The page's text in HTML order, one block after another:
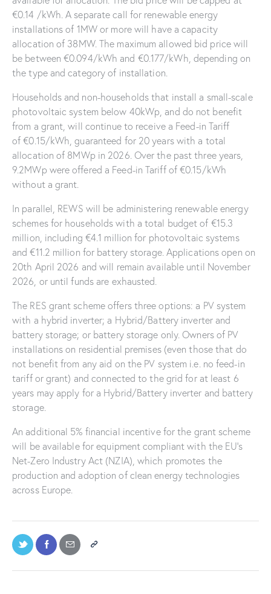
€0.14 /kWh. A separate call for renewable energy
installations of 1MW or more will have a capacity
allocation of 38MW. The maximum allowed bid price will
be between €0.094/kWh and €0.177/kWh, depending on
the type and category of installation.
Households and non-households that install a small-scale
photovoltaic system below 40kWp, and do not benefit
from a grant, will continue to receive a Feed-in Tariff
of €0.15/kWh, guaranteed for 20 years with a total
allocation of 8MWp in 2026. Over the past three years,
9.2MWp were offered a Feed-in Tariff of €0.15/kWh
without a grant.
In parallel, REWS will be administering renewable energy
schemes for households with a total budget of €15.3
million, including €4.1 million for photovoltaic systems
and €11.2 million for battery storage. Applications open on
20th April 2026 and will remain available until November
2026, or until funds are exhausted.
The RES grant scheme offers three options: a PV system
with a hybrid inverter; a Hybrid/Battery inverter and
battery storage; or battery storage only. Owners of PV
installations on residential premises (even those that do
not benefit from any aid on the PV system i.e. no feed-in
tariff or grant) and connected to the grid for at least 6
years may apply for a Hybrid/Battery inverter and battery
storage.
An additional 5% financial incentive for the grant scheme
will be available for equipment compliant with the EU’s
Net-Zero Industry Act (NZIA), which promotes the
production and adoption of clean energy technologies
across Europe.